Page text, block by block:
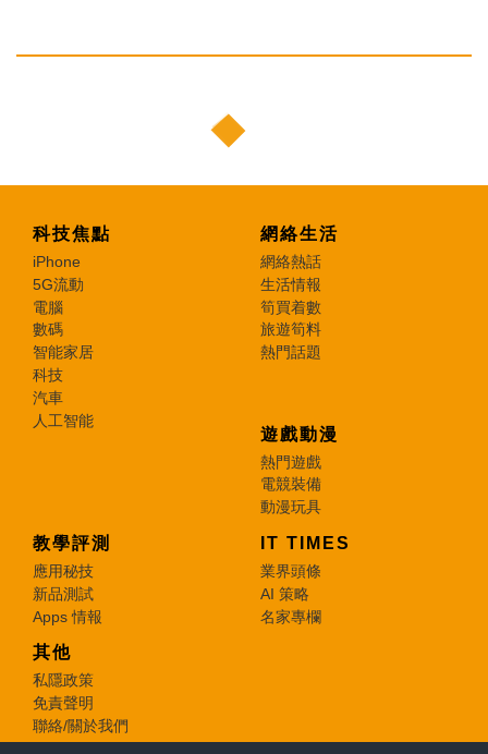
科技焦點
iPhone
5G流動
電腦
數碼
智能家居
科技
汽車
人工智能
網絡生活
網絡熱話
生活情報
筍買着數
旅遊筍料
熱門話題
遊戲動漫
熱門遊戲
電競裝備
動漫玩具
教學評測
應用秘技
新品測試
Apps 情報
IT TIMES
業界頭條
AI 策略
名家專欄
其他
私隱政策
免責聲明
聯絡/關於我們